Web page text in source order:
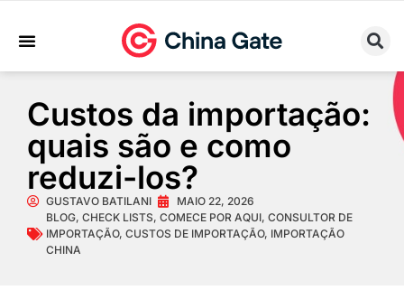
Custos da importação:
quais são e como
reduzi-los?
GUSTAVO BATILANI
MAIO 22, 2026
BLOG, CHECK LISTS, COMECE POR AQUI, CONSULTOR DE
IMPORTAÇÃO, CUSTOS DE IMPORTAÇÃO, IMPORTAÇÃO
CHINA